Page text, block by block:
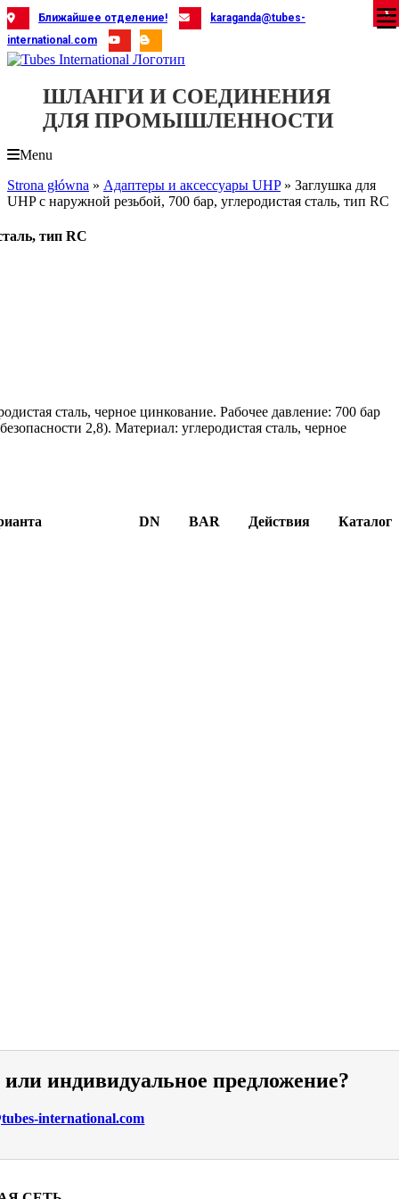
Skip
to
content
Ближайшее отделение!
karaganda@tubes-
international.com
ШЛАНГИ И СОЕДИНЕНИЯ
ДЛЯ ПРОМЫШЛЕННОСТИ
Menu
Strona główna » Адаптеры и аксессуары UHP» Заглушка для
UHP с наружной резьбой, 700 бар, углеродистая сталь, тип RC
тип RC
сталь, черное цинкование. Рабочее давление: 700 бар
2,8). Материал: углеродистая сталь, черное
DN BAR Действия Каталог
индивидуальное предложение?
international.com
X
X
X
X
X
X
X
X
X
X
X
X
X
X
X
X
X
X
X